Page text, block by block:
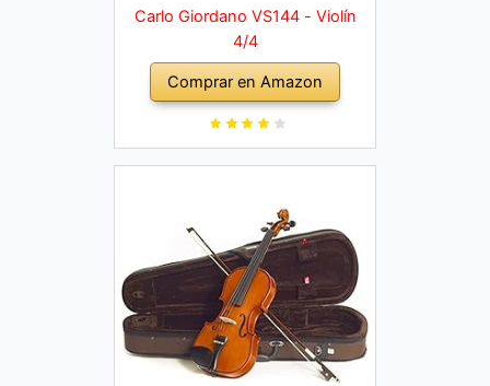
Carlo Giordano VS144 - Violín
4/4
Comprar en Amazon